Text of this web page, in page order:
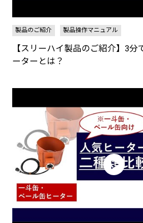
製品のご紹介 製品操作マニュアル
【スリーハイ製品のご紹介】3分
ーターとは？